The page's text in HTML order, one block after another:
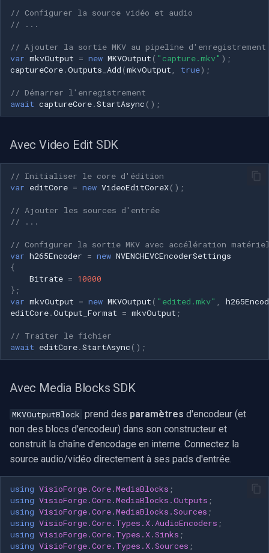
// Configurer la source vidéo et audio
// ...
// Ajouter la sortie MKV au pipeline d'enregistrement
var mkvOutput = new MKVOutput ( "capture.mkv" );
captureCore.Outputs_Add (mkvOutput true);
// Démarrer l'enregistrement
await captureCore.StartAsync ();
Avec Video Edit SDK
// Initialiser le core d'édition
var editCore = new VideoEditCoreX();
// Ajouter les sources d'entrée
// ...
// Configurer la sortie MKV avec accélération
var h265Encoder = new NVENCHEVCEncoderSettings
{
Bitrate = 10000
};
var mkvOutput = new MKVOutput ( "edited.mkv"
editCore.Output_Format = mkvOutput ;
// Traiter le fichier
await editCore.StartAsync ();
Avec Media Blocks SDK
MKVOutputBlock prend des paramètres d'encodeur (et
non des blocs d'encodeur) dans son constructeur et
construit la chaîne d'encodage en interne. Connectez la
source audio/vidéo directement à ses pads d'entrée.
using VisioForge.Core.MediaBlocks ;
using VisioForge.Core.MediaBlocks.Outputs ;
using VisioForge.Core.MediaBlocks.Sources ;
using VisioForge.Core.Types.X.AudioEncoders ;
using VisioForge.Core.Types.X.Sinks ;
using VisioForge.Core.Types.X.Sources ;